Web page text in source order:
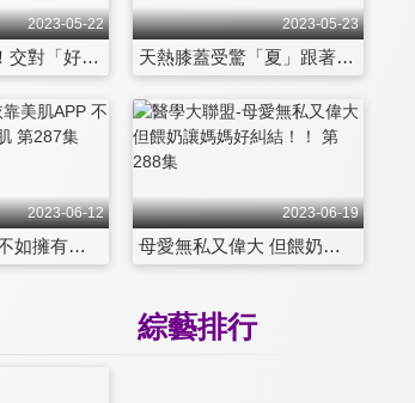
2023-05-22
油你真委屈！！交對「好朋油」健康沒煩惱！！ 第281集
2023-05-23
天熱膝蓋受驚「夏」跟著這樣做不讓膝蓋受苦！！ 第282集
2023-06-12
依靠美肌APP 不如擁有年輕真美肌 第287集
2023-06-19
母愛無私又偉大 但餵奶讓媽媽好糾結！！ 第288集
綜藝排行